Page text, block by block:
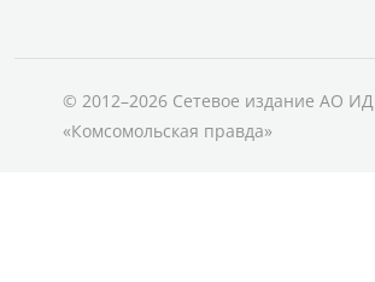
© 2012–2026 Сетевое издание АО ИД
«Комсомольская правда»